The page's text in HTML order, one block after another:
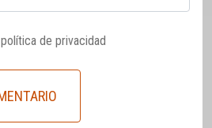
política de privacidad